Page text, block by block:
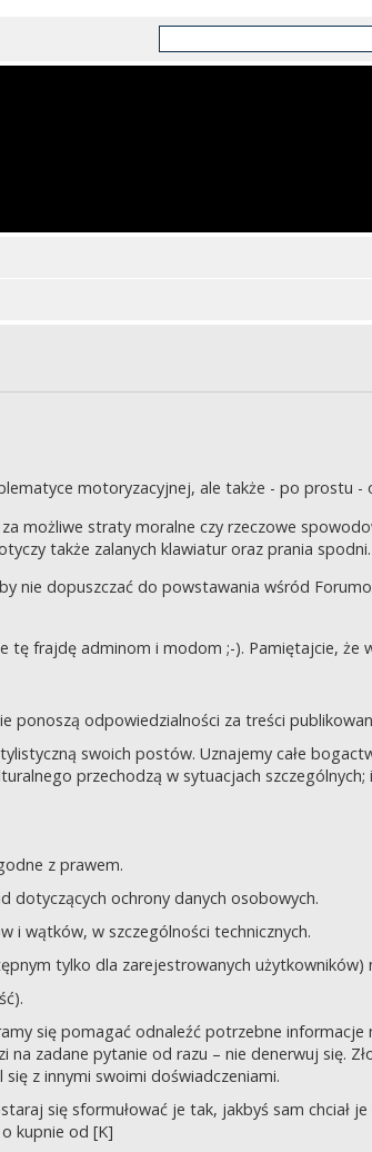
motoryzacyjnej, ale także - po prostu -
możliwe straty moralne czy rzeczowe
także zalanych klawiatur oraz prania spodni.
nie dopuszczać do powstawania wśród
tę frajdę adminom i modom ;-). Pamiętajcie,
ponoszą odpowiedzialności za treści
swoich postów. Uznajemy całe
przechodzą w sytuacjach
z prawem.
dotyczących ochrony danych osobowych.
i wątków, w szczególności technicznych.
tylko dla zarejestrowanych użytkowników)
się pomagać odnaleźć potrzebne informacje
zadane pytanie od razu – nie denerwuj się.
z innymi swoimi doświadczeniami.
się sformułować je tak, jakbyś sam chciał
kupnie od [K]